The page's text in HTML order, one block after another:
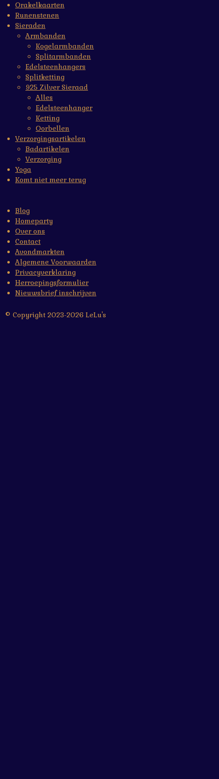
Orakelkaarten
Runenstenen
Sieraden
Armbanden
Kogelarmbanden
Splitarmbanden
Edelsteenhangers
Splitketting
925 Zilver Sieraad
Alles
Edelsteenhanger
Ketting
Oorbellen
Verzorgingsartikelen
Badartikelen
Verzorging
Yoga
Komt niet meer terug
Blog
Homeparty
Over ons
Contact
Avondmarkten
Algemene Voorwaarden
Privacyverklaring
Herroepingsformulier
Nieuwsbrief inschrijven
© Copyright 2023-2026 LeLu's